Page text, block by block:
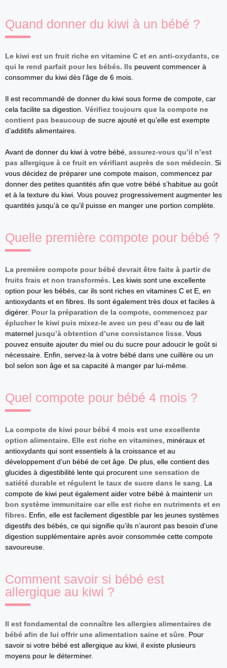
Quand donner du kiwi à un bébé ?
Le kiwi est un fruit riche en vitamine C et en anti-oxydants, ce
qui le rend parfait pour les bébés. Ils peuvent commencer à
consommer du kiwi dès l’âge de 6 mois.
Il est recommandé de donner du kiwi sous forme de compote, car
cela facilite sa digestion. Vérifiez toujours que la compote ne
contient pas beaucoup de sucre ajouté et qu’elle est exempte
d’additifs alimentaires.
Avant de donner du kiwi à votre bébé, assurez-vous qu’il n’est
pas allergique à ce fruit en vérifiant auprès de son médecin . Si
vous décidez de préparer une compote maison, commencez par
donner des petites quantités afin que votre bébé s’habitue au goût
et à la texture du kiwi. Vous pouvez progressivement augmenter les
quantités jusqu’à ce qu’il puisse en manger une portion complète.
Quelle première compote pour bébé ?
La première compote pour bébé devrait être faite à partir de
fruits frais et non transformés. Les kiwis sont une excellente
option pour les bébés, car ils sont riches en vitamines C et E, en
antioxydants et en fibres. Ils sont également très doux et faciles à
digérer. Pour la préparation de la compote, commencez par
éplucher le kiwi puis mixez-le avec un peu d’eau ou de lait
maternel jusqu’à obtention d’une consistance lisse . Vous
pouvez ensuite ajouter du miel ou du sucre pour adoucir le goût si
nécessaire. Enfin, servez-la à votre bébé dans une cuillère ou un
bol selon son âge et sa capacité à manger par lui-même.
Quel compote pour bébé 4 mois ?
La compote de kiwi pour bébé 4 mois est une excellente
option alimentaire. Elle est riche en vitamines , minéraux et
antioxydants qui sont essentiels à la croissance et au
développement d’un bébé de cet âge. De plus, elle contient des
glucides à digestibilité lente qui procurent une sensation de
satiété durable et régulent le taux de sucre dans le sang . La
compote de kiwi peut également aider votre bébé à maintenir un
bon système immunitaire car elle est riche en nutriments et en
fibres. Enfin, elle est facilement digestible par les jeunes systèmes
digestifs des bébés, ce qui signifie qu’ils n’auront pas besoin d’une
digestion supplémentaire après avoir consommée cette compote
savoureuse.
Comment savoir si bébé est
allergique au kiwi ?
Il est fondamental de connaître les allergies alimentaires de
bébé afin de lui offrir une alimentation saine et sûre . Pour
savoir si votre bébé est allergique au kiwi, il existe plusieurs
moyens pour le déterminer.